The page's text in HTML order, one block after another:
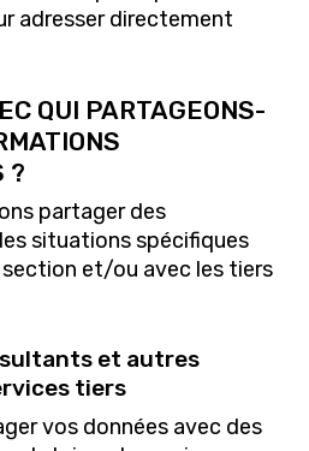
adresser directement
QUI PARTAGEONS-
?
partager des
situations spécifiques
et/ou avec les tiers
et autres
tiers
vos données avec des